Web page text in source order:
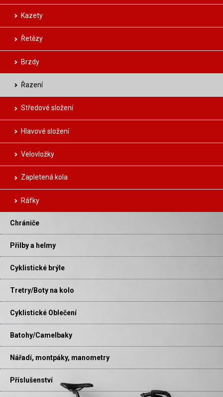
Kazety
Řetězy
Brzdy
Řazení
Středové složení
Hlavové složení
Velovložky
Zapletená kola
Ráfky
Chrániče
Přilby a helmy
Cyklistické brýle
Tretry/Boty na kolo
Cyklistické Oblečení
Batohy/Camelbaky
Nářadí, montpáky, manometry
Příslušenství